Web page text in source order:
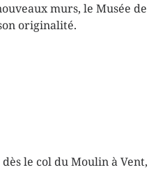
murs, le Musée de
originalité.
le col du Moulin à Vent,